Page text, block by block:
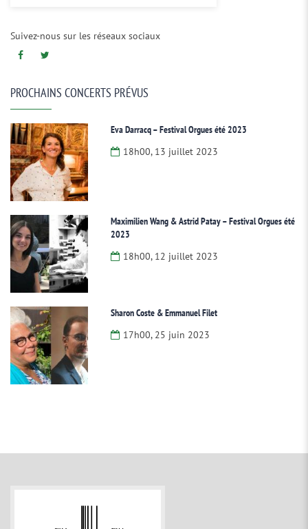
Suivez-nous sur les réseaux sociaux
PROCHAINS CONCERTS PRÉVUS
Eva Darracq – Festival Orgues été 2023
18h00, 13 juillet 2023
Maximilien Wang & Astrid Patay – Festival Orgues été
2023
18h00, 12 juillet 2023
Sharon Coste & Emmanuel Filet
17h00, 25 juin 2023